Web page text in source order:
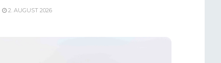
2. AUGUST 2026